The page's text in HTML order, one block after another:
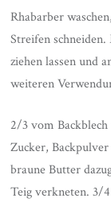
Rhabarber
Streifen
ziehen lassen und
weiteren
2/3 vom
Zucker,
braune Butter
Teig verkneten. 3/4